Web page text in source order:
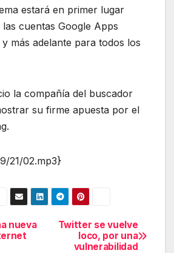
estará en primer lugar
cuentas Google Apps
más adelante para todos los
la compañía del buscador
su firme apuesta por el
21/02.mp3}
Twitter se vuelve
loco, por una
vulnerabilidad
nueva